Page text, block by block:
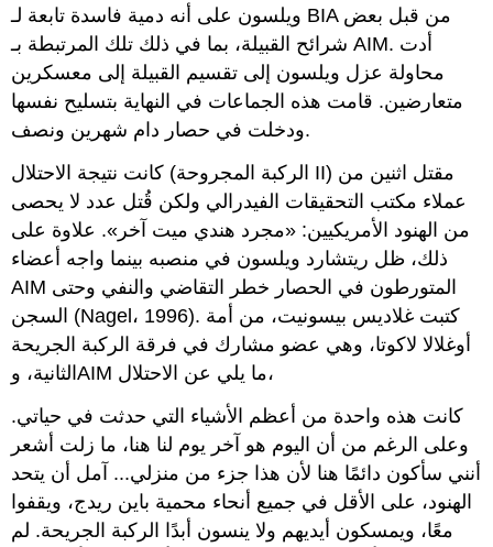
ويلسون على أنه دمية فاسدة تابعة لـ BIA من قبل بعض
شرائح القبيلة، بما في ذلك تلك المرتبطة بـ AIM. أدت
محاولة عزل ويلسون إلى تقسيم القبيلة إلى معسكرين
متعارضين. قامت هذه الجماعات في النهاية بتسليح نفسها
ودخلت في حصار دام شهرين ونصف.
كانت نتيجة الاحتلال (الركبة المجروحة II) مقتل اثنين من
عملاء مكتب التحقيقات الفيدرالي ولكن قُتل عدد لا يحصى
من الهنود الأمريكيين: «مجرد هندي ميت آخر». علاوة على
ذلك، ظل ريتشارد ويلسون في منصبه بينما واجه أعضاء
AIM المتورطون في الحصار خطر التقاضي والنفي وحتى
السجن (Nagel، 1996). كتبت غلاديس بيسونيت، من أمة
أوغلالا لاكوتا، وهي عضو مشارك في فرقة الركبة الجريحة
الثانية، وAIM ما يلي عن الاحتلال،
كانت هذه واحدة من أعظم الأشياء التي حدثت في حياتي.
وعلى الرغم من أن اليوم هو آخر يوم لنا هنا، ما زلت أشعر
أنني سأكون دائمًا هنا لأن هذا جزء من منزلي... آمل أن يتحد
الهنود، على الأقل في جميع أنحاء محمية باين ريدج، ويقفوا
معًا، ويمسكون أيديهم ولا ينسون أبدًا الركبة الجريحة. لم